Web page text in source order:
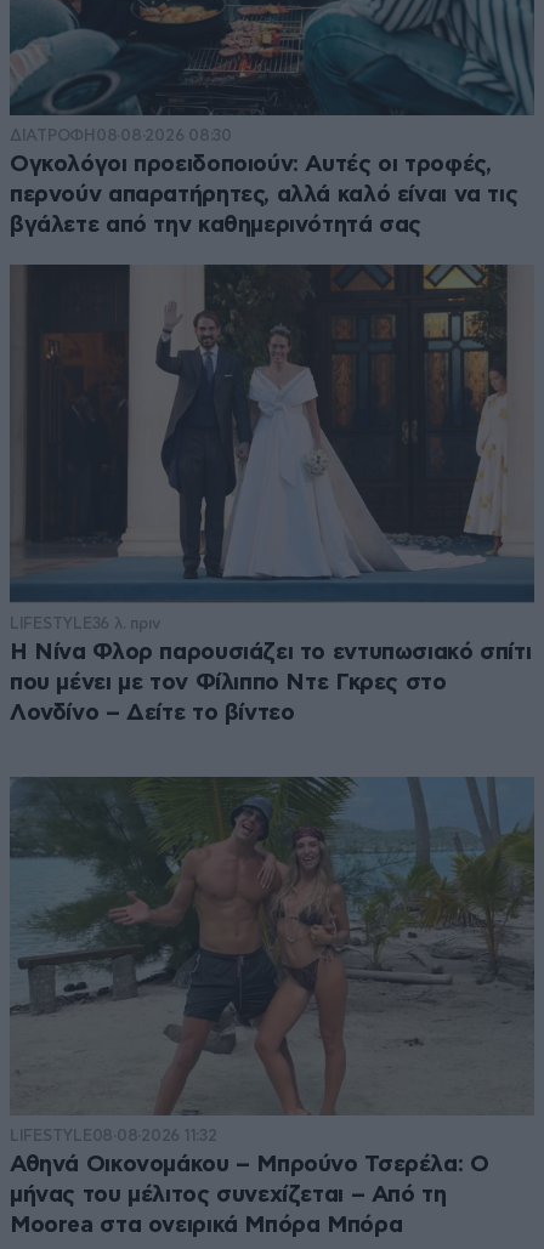
ΔΙΑΤΡΟΦΗ 08·08·2026 08:30
Ογκολόγοι προειδοποιούν: Αυτές οι τροφές,
περνούν απαρατήρητες, αλλά καλό είναι να τις
βγάλετε από την καθημερινότητά σας
LIFESTYLE36 λ. πριν
Η Νίνα Φλορ παρουσιάζει το εντυπωσιακό σπίτι
που μένει με τον Φίλιππο Ντε Γκρες στο
Λονδίνο – Δείτε το βίντεο
LIFESTYLE08·08·2026 11:32
Αθηνά Οικονομάκου – Μπρούνο Τσερέλα: Ο
μήνας του μέλιτος συνεχίζεται – Από τη
Moorea στα ονειρικά Μπόρα Μπόρα